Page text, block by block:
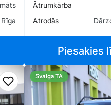
Ātrumkārba
Atrodās
Piesakies
Pievienot favorītiem
Svaiga TA